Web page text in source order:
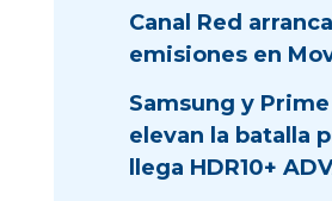
Canal Red
emisiones en
Samsung y
elevan la batalla
llega HDR10+